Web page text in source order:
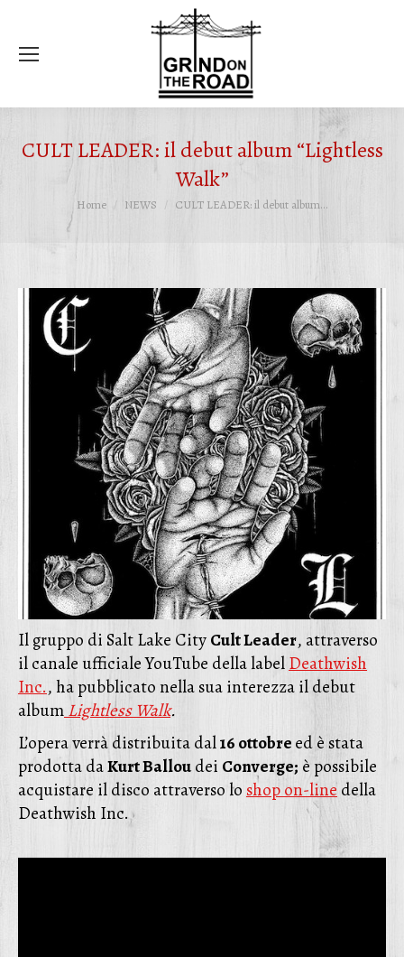
CULT LEADER: il debut album “Lightless
Walk”
Tu sei qui:
Home NEWS CULT LEADER: il debut album…
Il gruppo di Salt Lake CityCult Leader, attraverso
il canale ufficiale YouTube della labelDeathwish
Inc., ha pubblicato nella sua interezza il debut
albumLightless Walk.
L’opera verrà distribuita dal16 ottobreed è stata
prodotta daKurt Balloudei Converge; è possibile
acquistare il disco attraverso lo shop on-linedella
Deathwish Inc.